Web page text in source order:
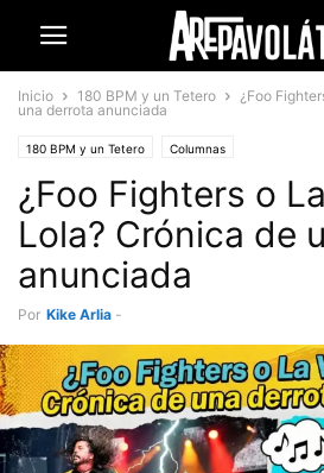
Inicio 180 BPM y un Tetero
¿Foo
una derrota anunciada
180 BPM y un Tetero Columnas
¿Foo Fighters o
Lola? Crónica de
anunciada
Por Kike Arlia -